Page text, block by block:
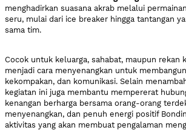
menghadirkan suasana akrab melalui
seru, mulai dari ice breaker hingga tantangan
sama tim.
Cocok untuk keluarga, sahabat, maupun rekan
menjadi cara menyenangkan untuk
kekompakan, dan komunikasi. Selain
kegiatan ini juga membantu mempererat
kenangan berharga bersama orang-orang
menyenangkan, dan penuh energi positif
aktivitas yang akan membuat pengalaman